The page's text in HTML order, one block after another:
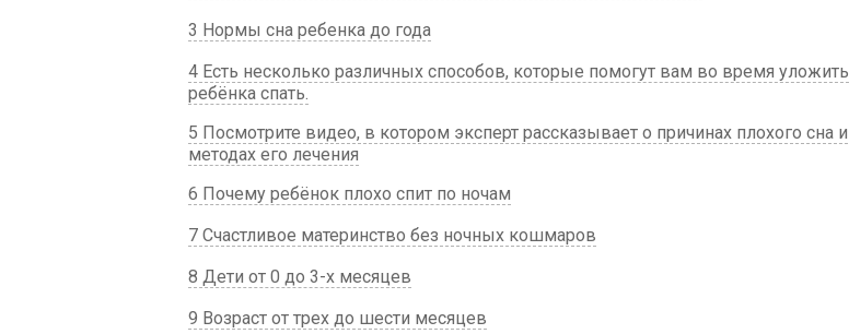
3 Нормы сна ребенка до года
4 Есть несколько различных способов, которые помогут вам во время уложить
ребёнка спать.
5 Посмотрите видео, в котором эксперт рассказывает о причинах плохого сна и
методах его лечения
6 Почему ребёнок плохо спит по ночам
7 Счастливое материнство без ночных кошмаров
8 Дети от 0 до 3-х месяцев
9 Возраст от трех до шести месяцев